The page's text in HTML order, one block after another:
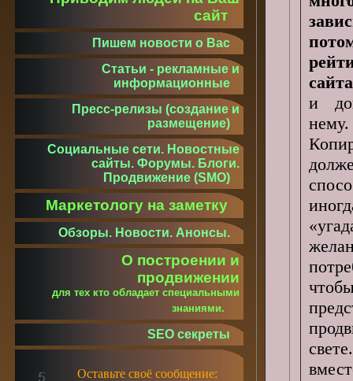
сайта
и
нему.
сайт
Пишем новости о Вас
Статьи - рекламные и
информационные
Пресс-релизы (создание и
размещение)
Социальные сети. Новостные
сайты. Форумы. Блоги.
Продвижение (SMO)
Маркетологу на заметку
Обзоры. Новости. Анонсы.
О построении и
продвижении
для тех кто обладает специальными
знаниями.
SEO секреты
Оставьте своё сообщение: